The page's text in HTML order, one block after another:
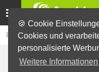
🍪 Cookie
Cookies und
personalisierte
Weitere Informationen
Buttons selber machen